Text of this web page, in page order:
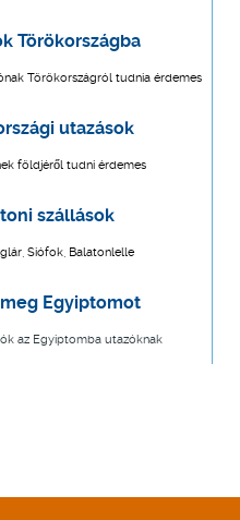
Törökországba
Törökországról tudnia érdemes
utazások
földjéről tudni érdemes
szállások
Siófok, Balatonlelle
Egyiptomot
az Egyiptomba utazóknak